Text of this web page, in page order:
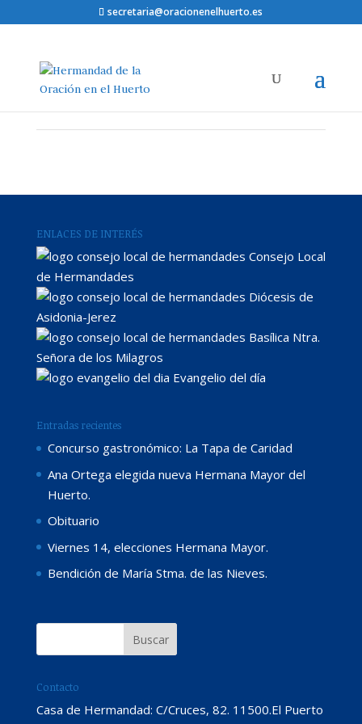
secretaria@oracionenelhuerto.es
ENLACES DE INTERÉS
Consejo Local
de Hermandades
Diócesis de
Asidonia-Jerez
Basílica Ntra.
Señora de los Milagros
Evangelio del día
Entradas recientes
Concurso gastronómico: La Tapa de Caridad
Ana Ortega elegida nueva Hermana Mayor del
Huerto.
Obituario
Viernes 14, elecciones Hermana Mayor.
Bendición de María Stma. de las Nieves.
Contacto
Casa de Hermandad: C/Cruces, 82. 11500.El Puerto